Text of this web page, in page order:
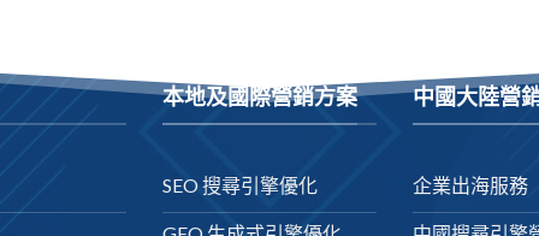
本地及國際營銷方案
SEO 搜尋引擎優化
中國大陸營
企業出海服務